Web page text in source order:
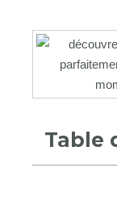
Table